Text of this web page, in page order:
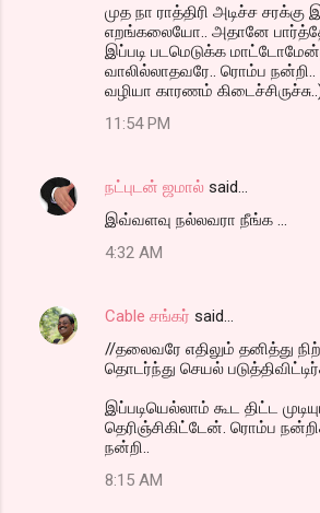
முத நா ராத்திரி அடிச்ச
எறங்கலையோ.. அதானே
இப்படி படமெடுக்க
வாலில்லாதவரே.. ரொம்ப நன்றி..
வழியா காரணம்
11:54 PM
நட்புடன் ஜமால் said…
இவ்வளவு நல்லவரா நீங்க ...
4:32 AM
Cable சங்கர் said…
//தலைவரே எதிலும் தனித்து
தொடர்ந்து செயல்
இப்படியெல்லாம் கூட திட்ட
தெரிஞ்சிகிட்டேன். ரொம்ப
நன்றி..
8:15 AM